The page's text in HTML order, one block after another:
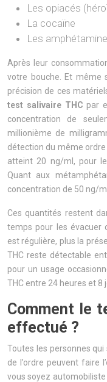
Les opiacés
La cocaïne
Les
Après leur
votre bouche. Et même
précision de ces
test salivaire THC par
concentration de
millionième de
détection du même
atteint 20 ng/ml, pour
Quant aux
concentration de 50 ng/ml.
Ces quantités restent
temps pour les évacuer
est régulière, plus la
THC reste détectable
pour un usage
THC entre 24 heures et 8
Comment le
effectué ?
Toutes les personnes
de l’ordre peuvent faire
vous soyez automobiliste